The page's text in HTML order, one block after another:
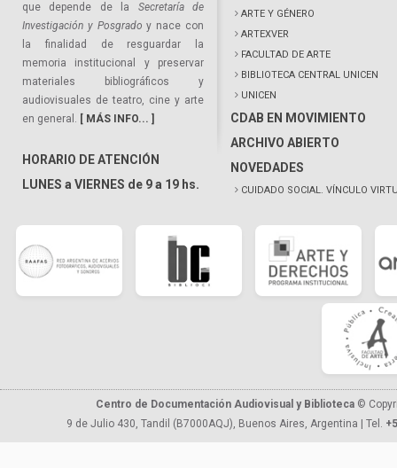
que depende de la Secretaría de
Investigación y Posgrado y nace con
la finalidad de resguardar la
memoria institucional y preservar
materiales bibliográficos y
audiovisuales de teatro, cine y arte
en general. [ MÁS INFO... ]
HORARIO DE ATENCIÓN
LUNES a VIERNES de 9 a 19 hs.
ARTE Y GÉNERO
ARTEXVER
FACULTAD DE ARTE
BIBLIOTECA CENTRAL UNICEN
UNICEN
CDAB EN MOVIMIENTO
ARCHIVO ABIERTO
NOVEDADES
CUIDADO SOCIAL. VÍNCULO
Centro de Documentación Audiovisual y Biblioteca ©
9 de Julio 430, Tandil (B7000AQJ), Buenos Aires, Argentina | Tel.